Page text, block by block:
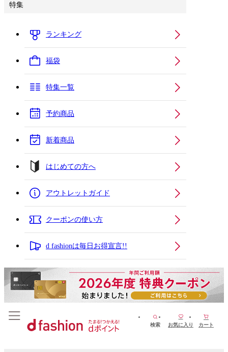
特集
ランキング
福袋
特集一覧
予約商品
新着商品
はじめての方へ
アウトレットガイド
クーポンの使い方
d fashionは毎日お得宣言!!
検索 お気に入り カート